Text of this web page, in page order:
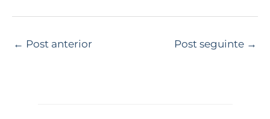
← Post anterior Post seguinte →